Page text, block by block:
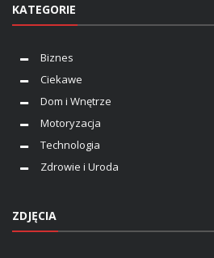
KATEGORIE
Biznes
Ciekawe
Dom i Wnętrze
Motoryzacja
Technologia
Zdrowie i Uroda
ZDJĘCIA